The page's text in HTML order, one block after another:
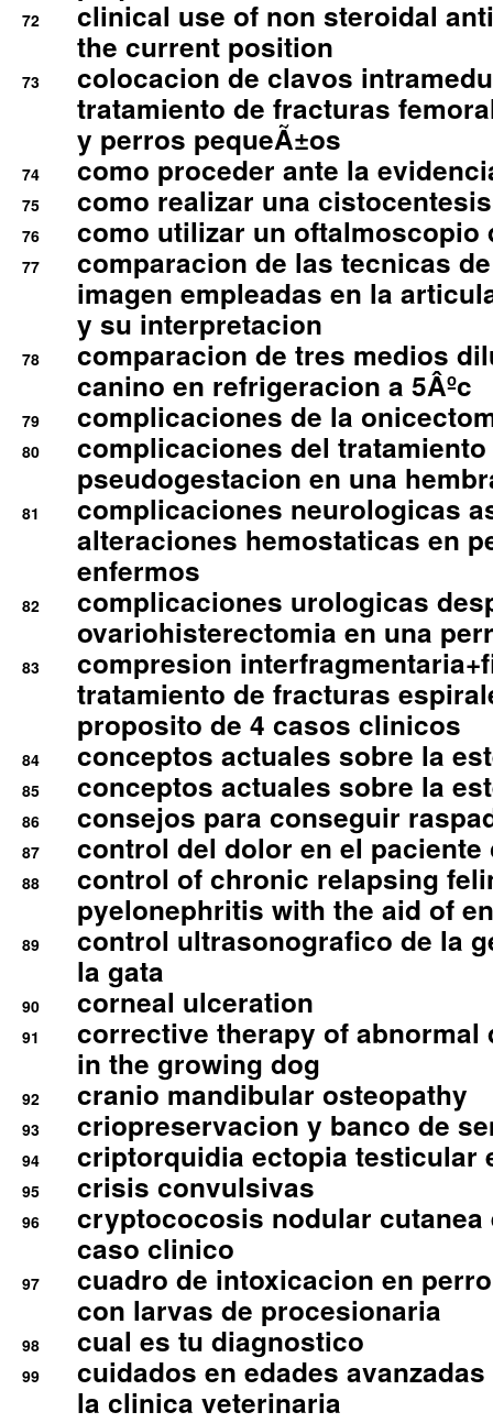
72
clinical use of non steroidal
the current position
73
colocacion de clavos
tratamiento de fracturas
y perros pequeÃ±os
74 como proceder ante la
75 como realizar una
76 como utilizar un oftalmoscopio
77
comparacion de las tecnicas
imagen empleadas en la
y su interpretacion
78
comparacion de tres medios
canino en refrigeracion a 5Âºc
79 complicaciones de la
80
complicaciones del
pseudogestacion en una
81
complicaciones neurologicas
alteraciones hemostaticas en
enfermos
82
complicaciones urologicas
ovariohisterectomia en una
83
compresion
tratamiento de fracturas
proposito de 4 casos clinicos
84 conceptos actuales sobre la
85 conceptos actuales sobre la
86 consejos para conseguir
87 control del dolor en el
88
control of chronic relapsing
pyelonephritis with the aid of
89
control ultrasonografico de la
la gata
90 corneal ulceration
91
corrective therapy of abnormal
in the growing dog
92 cranio mandibular osteopathy
93 criopreservacion y banco de
94 criptorquidia ectopia testicular
95 crisis convulsivas
96
cryptococosis nodular cutanea
caso clinico
97
cuadro de intoxicacion en
con larvas de procesionaria
98 cual es tu diagnostico
99
cuidados en edades
la clinica veterinaria